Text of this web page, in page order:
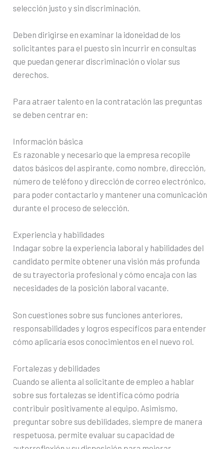
selección justo y sin discriminación.
Deben dirigirse en examinar la idoneidad de los
solicitantes para el puesto sin incurrir en consultas
que puedan generar discriminación o violar sus
derechos.
Para atraer talento en la contratación las preguntas
se deben centrar en:
Información básica
Es razonable y necesario que la empresa recopile
datos básicos del aspirante, como nombre, dirección,
número de teléfono y dirección de correo electrónico,
para poder contactarlo y mantener una comunicación
durante el proceso de selección.
Experiencia y habilidades
Indagar sobre la experiencia laboral y habilidades del
candidato permite obtener una visión más profunda
de su trayectoria profesional y cómo encaja con las
necesidades de la posición laboral vacante.
Son cuestiones sobre sus funciones anteriores,
responsabilidades y logros específicos para entender
cómo aplicaría esos conocimientos en el nuevo rol.
Fortalezas y debilidades
Cuando se alienta al solicitante de empleo a hablar
sobre sus fortalezas se identifica cómo podría
contribuir positivamente al equipo. Asimismo,
preguntar sobre sus debilidades, siempre de manera
respetuosa, permite evaluar su capacidad de